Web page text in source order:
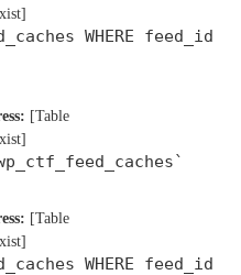
WHERE feed_id
[Table
`wp_ctf_feed_caches`
[Table
WHERE feed_id